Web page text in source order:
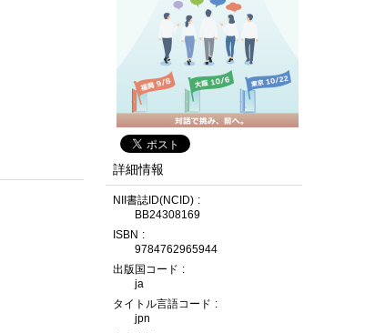
詳細情報
NII書誌ID(NCID)
BB24308169
ISBN
9784762965944
出版国コード
ja
タイトル言語コード
jpn